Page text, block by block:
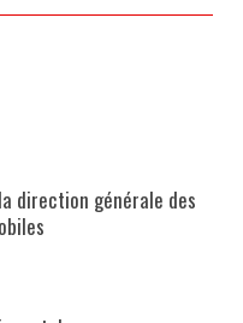
direction générale des